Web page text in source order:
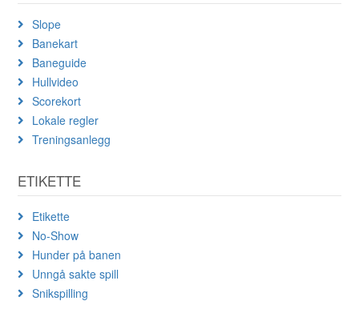
Slope
Banekart
Baneguide
Hullvideo
Scorekort
Lokale regler
Treningsanlegg
ETIKETTE
Etikette
No-Show
Hunder på banen
Unngå sakte spill
Snikspilling